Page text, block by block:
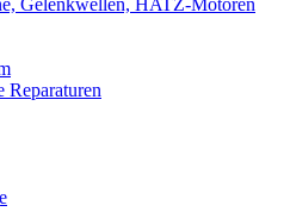
Gelenkwellen, HATZ-Motoren
Reparaturen